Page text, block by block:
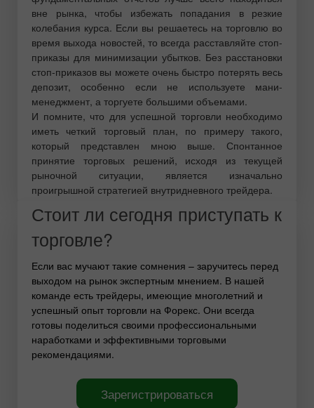
вне рынка, чтобы избежать попадания в резкие
колебания курса. Если вы решаетесь на торговлю во
время выхода новостей, то всегда расставляйте стоп-
приказы для минимизации убытков. Без расстановки
стоп-приказов вы можете очень быстро потерять весь
депозит, особенно если не используете мани-
менеджмент, а торгуете большими объемами.
И помните, что для успешной торговли необходимо
иметь четкий торговый план, по примеру такого,
который представлен мною выше. Спонтанное
принятие торговых решений, исходя из текущей
рыночной ситуации, является изначально
проигрышной стратегией внутридневного трейдера.
Стоит ли сегодня приступать к
торговле?
Если вас мучают такие сомнения – заручитесь перед
выходом на рынок экспертным мнением. В нашей
команде есть трейдеры, имеющие многолетний и
успешный опыт торговли на Форекс. Они всегда
готовы поделиться своими профессиональными
наработками и эффективными торговыми
рекомендациями.
Зарегистрироваться